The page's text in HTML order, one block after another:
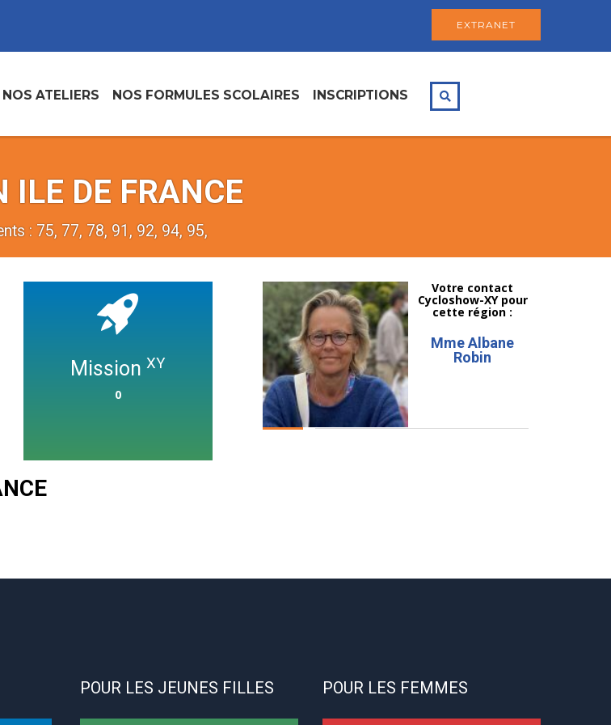
EXTRANET
NOS ATELIERS NOS FORMULES SCOLAIRES INSCRIPTIONS
ILE DE FRANCE
: 75, 77, 78, 91, 92, 94, 95,
MissionXY
0
Votre contact
Cycloshow-XY pour
cette région :
Mme Albane
Robin
POUR LES JEUNES FILLES POUR LES FEMMES